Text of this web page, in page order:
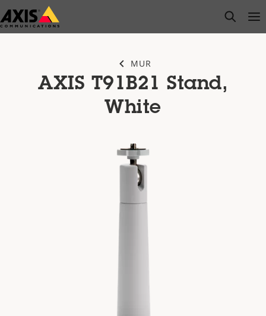
Passer
au
open
MUR
AXIS T91B21 Stand,
White